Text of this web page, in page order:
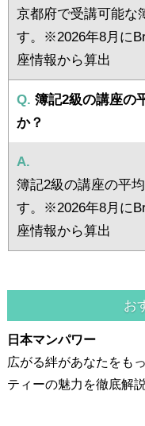
京都府で受講可能な
す。※2026年8月に
座情報から算出
Q. 簿記2級の講座の
か？
A.
簿記2級の講座の平
す。※2026年8月に
座情報から算出
お
日本マンパワー
広がる絆があなたをも
ティーの魅力を徹底解説